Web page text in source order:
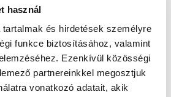
használ
és hirdetések személyre
funkce biztosításához, valamint
Ezenkívül közösségi
partnereinkkel megosztjuk
vonatkozó adatait, akik
szoptatja a babát, és
ételt, ne aggódjon. Jó ötlet, ha
hogy megismerkedjen az
semmire. Ez az egyetlen módja
hozzászokjon a szilárd
adagok 120 és 150 gramm között